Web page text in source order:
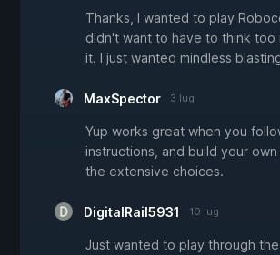
Thanks, I wanted to play
didn't want to have to think too
it. I just wanted mindless
MaxSpector 3 lug
Yup works great when you
instructions, and build your
the extensive choices.
DigitalRail5931 10 lug
Just wanted to play through the